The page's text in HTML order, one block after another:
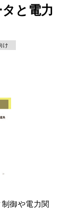
と電力
け
御や電力関